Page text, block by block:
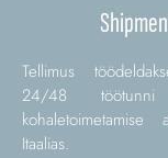
Tellimus
24/48 töötunni
Itaalias.